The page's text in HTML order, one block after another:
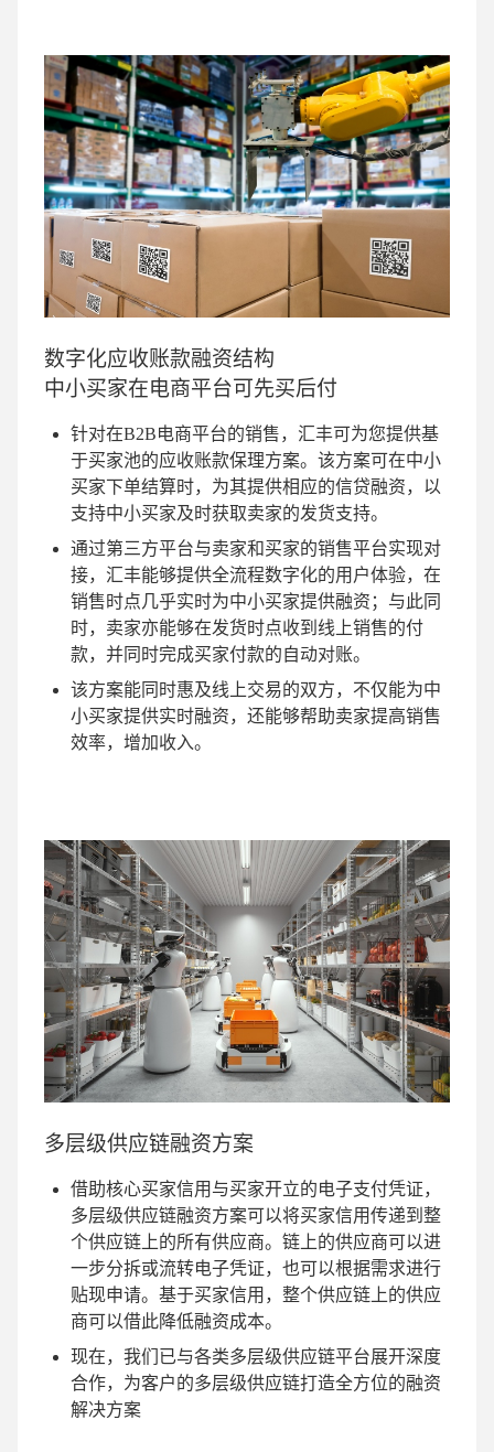
数字化应收账款融资结构
中小买家在电商平台可先买后付
针对在B2B电商平台的销售，汇丰可为您提供基
于买家池的应收账款保理方案。该方案可在中小
买家下单结算时，为其提供相应的信贷融资，以
支持中小买家及时获取卖家的发货支持。
通过第三方平台与卖家和买家的销售平台实现对
接，汇丰能够提供全流程数字化的用户体验，在
销售时点几乎实时为中小买家提供融资；与此同
时，卖家亦能够在发货时点收到线上销售的付
款，并同时完成买家付款的自动对账。
该方案能同时惠及线上交易的双方，不仅能为中
小买家提供实时融资，还能够帮助卖家提高销售
效率，增加收入。
多层级供应链融资方案
借助核心买家信用与买家开立的电子支付凭证，
多层级供应链融资方案可以将买家信用传递到整
个供应链上的所有供应商。链上的供应商可以进
一步分拆或流转电子凭证，也可以根据需求进行
贴现申请。基于买家信用，整个供应链上的供应
商可以借此降低融资成本。
现在，我们已与各类多层级供应链平台展开深度
合作，为客户的多层级供应链打造全方位的融资
解决方案